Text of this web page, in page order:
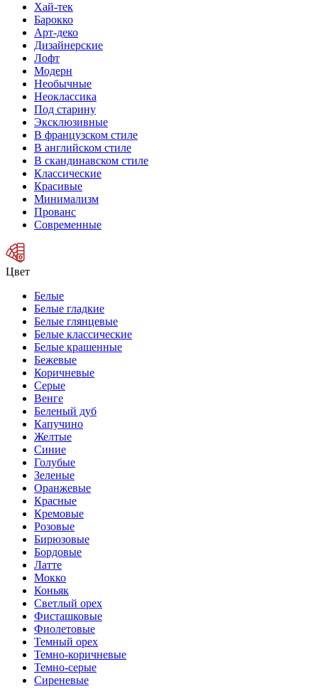
Хай-тек
Барокко
Арт-деко
Дизайнерские
Лофт
Модерн
Необычные
Неоклассика
Под старину
Эксклюзивные
В французском стиле
В английском стиле
В скандинавском стиле
Классические
Красивые
Минимализм
Прованс
Современные
Цвет
Белые
Белые гладкие
Белые глянцевые
Белые классические
Белые крашенные
Бежевые
Коричневые
Серые
Венге
Беленый дуб
Капучино
Желтые
Синие
Голубые
Зеленые
Оранжевые
Красные
Кремовые
Розовые
Бирюзовые
Бордовые
Латте
Мокко
Коньяк
Светлый орех
Фисташковые
Фиолетовые
Темный орех
Темно-коричневые
Темно-серые
Сиреневые